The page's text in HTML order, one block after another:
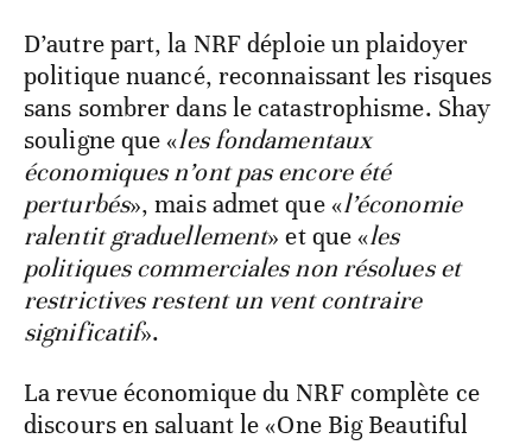
D’autre part, la NRF déploie un plaidoyer
politique nuancé, reconnaissant les risques
sans sombrer dans le catastrophisme. Shay
souligne que «les fondamentaux
économiques n’ont pas encore été
perturbés», mais admet que «l’économie
ralentit graduellement» et que «les
politiques commerciales non résolues et
restrictives restent un vent contraire
significatif».
La revue économique du NRF complète ce
discours en saluant le «One Big Beautiful